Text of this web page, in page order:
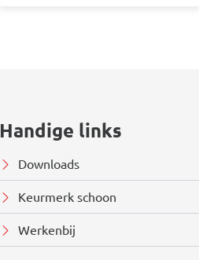
Handige links
Downloads
Keurmerk schoon
Werkenbij